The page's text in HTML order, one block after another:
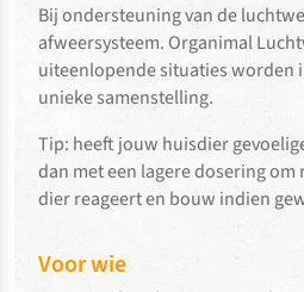
Bij ondersteuning van de
afweersysteem. Organimal
uiteenlopende situaties worden
unieke samenstelling.
Tip: heeft jouw huisdier
dan met een lagere dosering
dier reageert en bouw indien
Voor wie